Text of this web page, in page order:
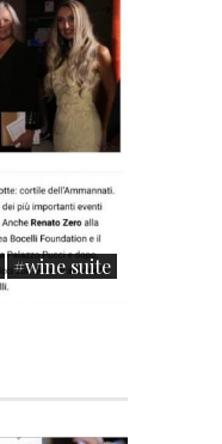
#wine suite